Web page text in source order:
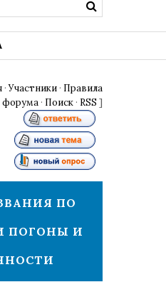
·Участники · Правила
форума · Поиск · RSS ]
ПО
ПОГОНЫ И